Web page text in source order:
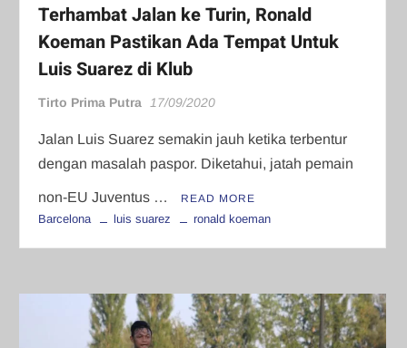
Terhambat Jalan ke Turin, Ronald
Koeman Pastikan Ada Tempat Untuk
Luis Suarez di Klub
Tirto Prima Putra 17/09/2020
Jalan Luis Suarez semakin jauh ketika terbentur
dengan masalah paspor. Diketahui, jatah pemain
non-EU Juventus … READ MORE
Barcelona luis suarez ronald koeman